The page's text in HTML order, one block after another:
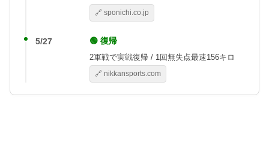
🔗 sponichi.co.jp
5/27 🟢 復帰
2軍戦で実戦復帰 / 1回無失点最速156キロ
🔗 nikkansports.com